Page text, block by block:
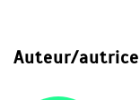
Auteur/autrice